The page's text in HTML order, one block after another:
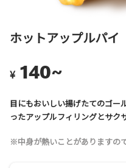
ホットアップルパイ
¥ 140~
目にもおいしい揚げたてのゴー
ったアップルフィリングとサク
※中身が熱いことがありますの